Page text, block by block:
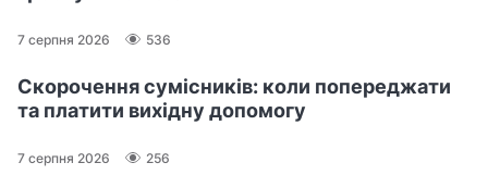
7 серпня 2026 536
Скорочення сумісників: коли попереджати
та платити вихідну допомогу
7 серпня 2026 256